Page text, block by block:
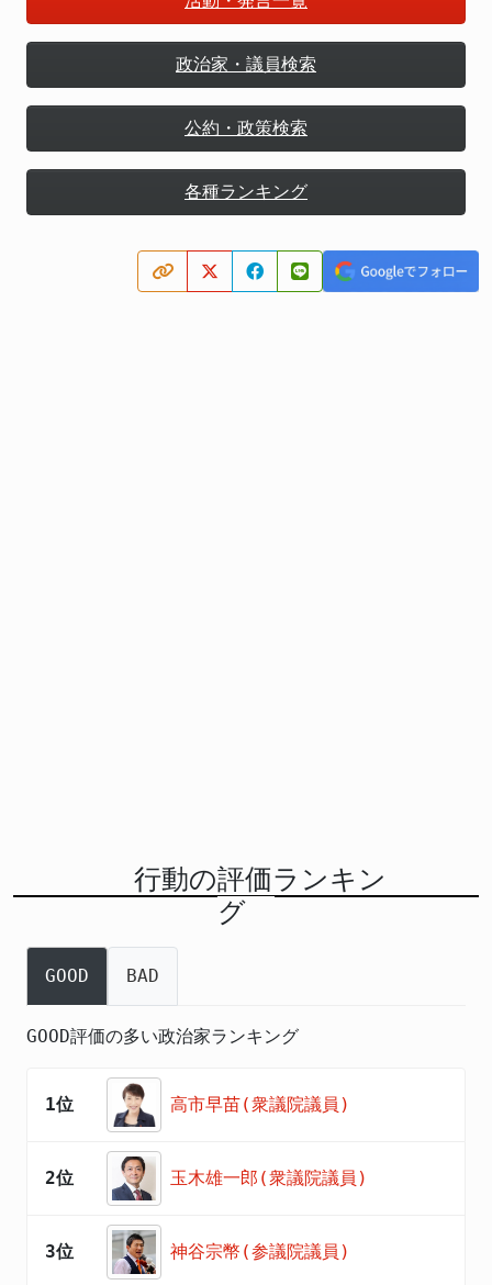
政治家・議員検索
公約・政策検索
各種ランキング
行動の評価ランキン
グ
GOOD BAD
GOOD評価の多い政治家ランキング
1位 高市早苗(衆議院議員)
2位 玉木雄一郎(衆議院議員)
3位 神谷宗幣(参議院議員)